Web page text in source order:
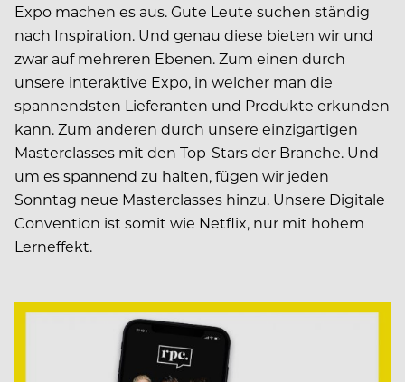
Expo machen es aus. Gute Leute suchen ständig
nach Inspiration. Und genau diese bieten wir und
zwar auf mehreren Ebenen. Zum einen durch
unsere interaktive Expo, in welcher man die
spannendsten Lieferanten und Produkte erkunden
kann. Zum anderen durch unsere einzigartigen
Masterclasses mit den Top-Stars der Branche. Und
um es spannend zu halten, fügen wir jeden
Sonntag neue Masterclasses hinzu. Unsere Digitale
Convention ist somit wie Netflix, nur mit hohem
Lerneffekt.